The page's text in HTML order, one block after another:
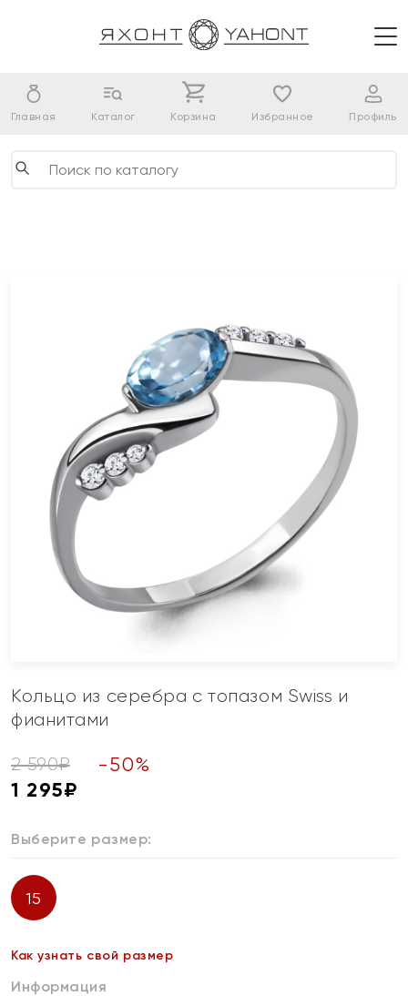
Главная Каталог Корзина Избранное Профиль
Кольцо из серебра с топазом Swiss и
фианитами
2 590₽ -50%
1 295₽
Выберите размер:
15
Как узнать свой размер
Информация